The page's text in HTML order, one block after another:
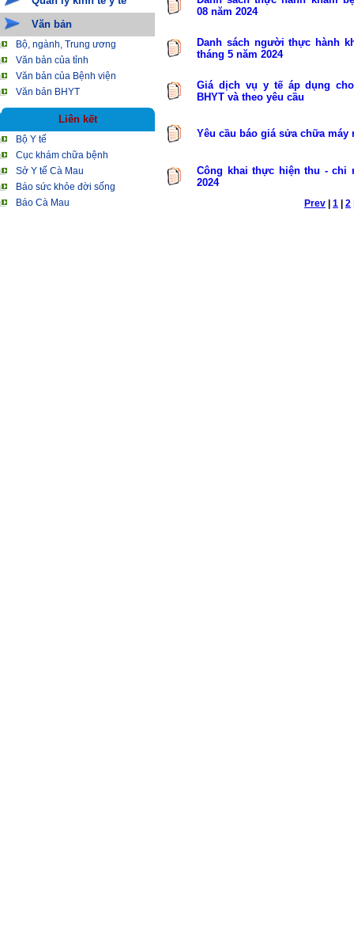
Văn bản
Bộ, ngành, Trung ương
Văn bản của tỉnh
Văn bản của Bệnh viện
Văn bản BHYT
Liên kết
Bộ Y tế
Cục khám chữa bệnh
Sở Y tế Cà Mau
Báo sức khỏe đời sống
Báo Cà Mau
08 năm 2024
Danh sách người thực hành
tháng 5 năm 2024
Giá dịch vụ y tế áp dụng
BHYT và theo yêu cầu
Yêu cầu báo giá sửa chữa máy
Công khai thực hiện thu - chi
2024
Prev | 1 | 2